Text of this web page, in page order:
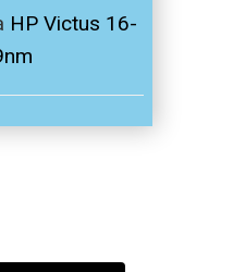
HP Victus 16-